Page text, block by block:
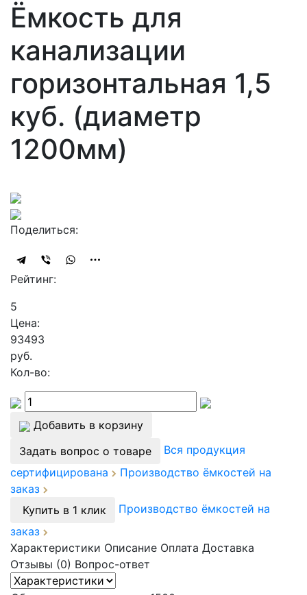
Ёмкость для
канализации
горизонтальная 1,5
куб. (диаметр
1200мм)
Поделиться:
Рейтинг:
5
Цена:
93493
руб.
Кол-во:
Добавить в корзину
Задать вопрос о товаре
Вся продукция
сертифицирована
Производство ёмкостей на
заказ
Купить в 1 клик
Производство ёмкостей на
заказ
Характеристики Описание Оплата Доставка
Отзывы (0) Вопрос-ответ